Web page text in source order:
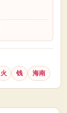
火 钱 海南